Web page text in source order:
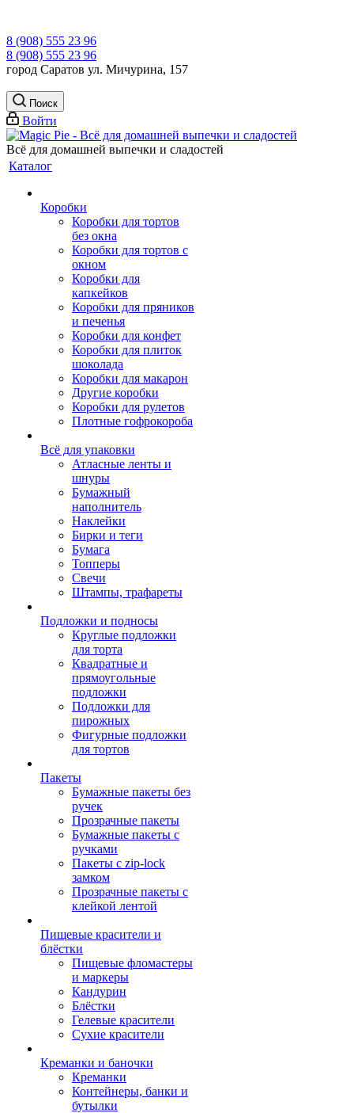
8 (908) 555 23 96
8 (908) 555 23 96
город Саратов ул. Мичурина, 157
Поиск
Войти
Всё для домашней выпечки и сладостей
Каталог
Коробки
Коробки для тортов
без окна
Коробки для тортов с
окном
Коробки для
капкейков
Коробки для пряников
и печенья
Коробки для конфет
Коробки для плиток
шоколада
Коробки для макарон
Другие коробки
Коробки для рулетов
Плотные гофрокороба
Всё для упаковки
Атласные ленты и
шнуры
Бумажный
наполнитель
Наклейки
Бирки и теги
Бумага
Топперы
Свечи
Штампы, трафареты
Подложки и подносы
Круглые подложки
для торта
Квадратные и
прямоугольные
подложки
Подложки для
пирожных
Фигурные подложки
для тортов
Пакеты
Бумажные пакеты без
ручек
Прозрачные пакеты
Бумажные пакеты с
ручками
Пакеты с zip-lock
замком
Прозрачные пакеты с
клейкой лентой
Пищевые красители и
блёстки
Пищевые фломастеры
и маркеры
Кандурин
Блёстки
Гелевые красители
Сухие красители
Креманки и баночки
Креманки
Контейнеры, банки и
бутылки